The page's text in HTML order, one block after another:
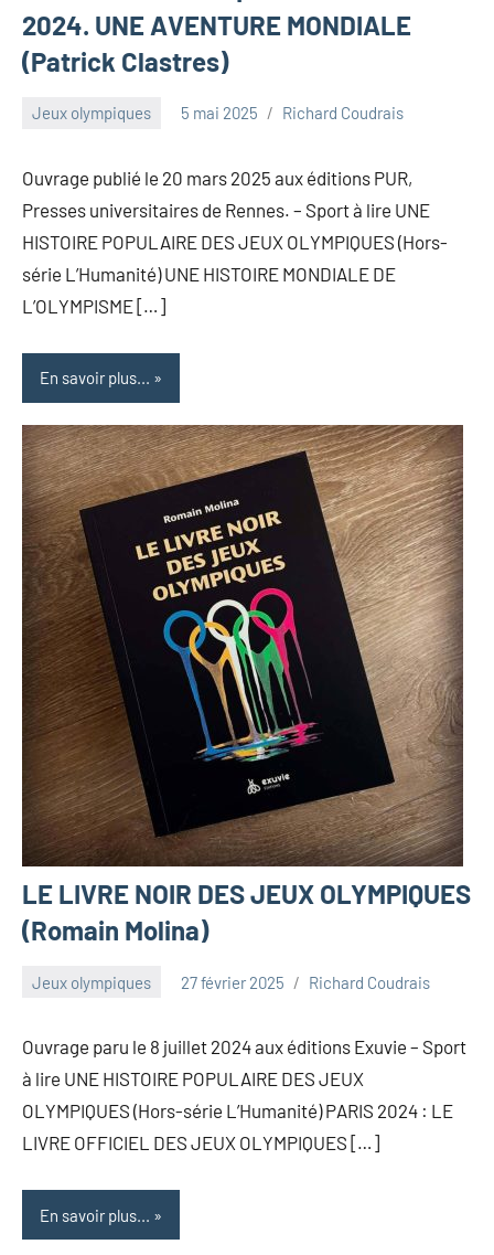
2024. UNE AVENTURE MONDIALE
(Patrick Clastres)
Jeux olympiques 5 mai 2025 Richard Coudrais
Ouvrage publié le 20 mars 2025 aux éditions PUR,
Presses universitaires de Rennes. – Sport à lire UNE
HISTOIRE POPULAIRE DES JEUX OLYMPIQUES (Hors-
série L’Humanité) UNE HISTOIRE MONDIALE DE
L’OLYMPISME […]
En savoir plus...
LE LIVRE NOIR DES JEUX OLYMPIQUES
(Romain Molina)
Jeux olympiques 27 février 2025 Richard Coudrais
Ouvrage paru le 8 juillet 2024 aux éditions Exuvie – Sport
à lire UNE HISTOIRE POPULAIRE DES JEUX
OLYMPIQUES (Hors-série L’Humanité) PARIS 2024 : LE
LIVRE OFFICIEL DES JEUX OLYMPIQUES […]
En savoir plus...